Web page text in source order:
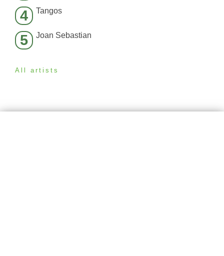
4 Tangos
5 Joan Sebastian
All artists